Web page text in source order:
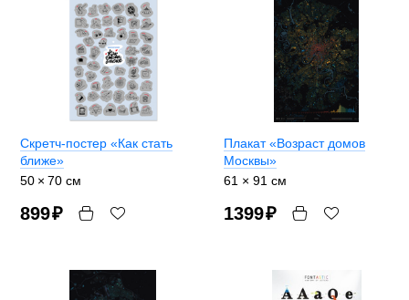
Скретч-постер «Как стать
ближе»
50 × 70 см
899₽
Плакат «Возраст домов
Москвы»
61 × 91 см
1399₽